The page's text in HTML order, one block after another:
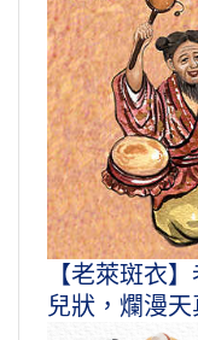
【老萊斑衣
兒狀，爛漫天